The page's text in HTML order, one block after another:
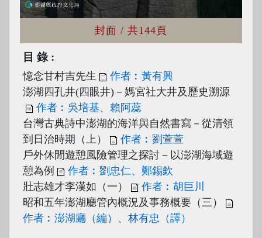
封面 / 共144頁
目錄
憶念甘村吉先生
作者︰黃有興
澎湖四孔井(四眼井)－媽宮社大井及歷史溯源
作者︰吳培基、賴阿蕊
台灣古典詩中澎湖的海洋與自然書寫－從清領
到日治時期（上）
作者︰劉萱萱
戶外休閒遊憩風險管理之探討－以澎湖海域遊
憩為例
作者︰劉忠仁、鄭錫欽
壯志雄才李漢如（一）
作者︰胡巨川
昭和五年澎湖廳管內概況及事務概要（三）
作者︰澎湖廳（編）、林有忠（譯）